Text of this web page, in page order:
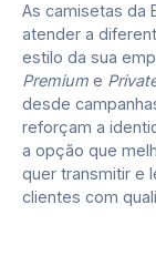
As camisetas da
atender a
estilo da sua
Premium e
desde
reforçam a
a opção que
quer transmitir e
clientes com